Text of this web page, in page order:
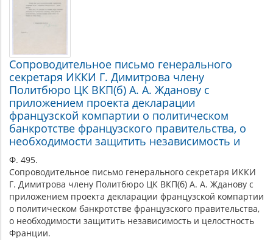
Сопроводительное письмо генерального
секретаря ИККИ Г. Димитрова члену
Политбюро ЦК ВКП(б) А. А. Жданову с
приложением проекта декларации
французской компартии о политическом
банкротстве французского правительства, о
необходимости защитить независимость и
Ф. 495.
Сопроводительное письмо генерального секретаря ИККИ
Г. Димитрова члену Политбюро ЦК ВКП(б) А. А. Жданову с
приложением проекта декларации французской компартии
о политическом банкротстве французского правительства,
о необходимости защитить независимость и целостность
Франции.